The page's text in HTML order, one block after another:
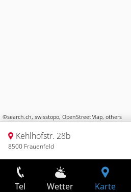
©search.ch, swisstopo, OpenStreetMap, others
Kehlhofstr. 28b
8500 Frauenfeld
Tel Wetter Karte